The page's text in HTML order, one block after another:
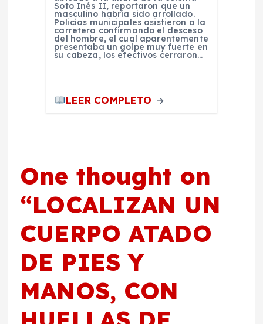
Soto Inés II, reportaron que un
masculino habría sido arrollado.
Policías municipales asistieron a la
carretera confirmando el desceso
del hombre, el cual aparentemente
presentaba un golpe muy fuerte en
su cabeza, los efectivos cerraron…
LEER COMPLETO
One thought on
“LOCALIZAN UN
CUERPO ATADO
DE PIES Y
MANOS, CON